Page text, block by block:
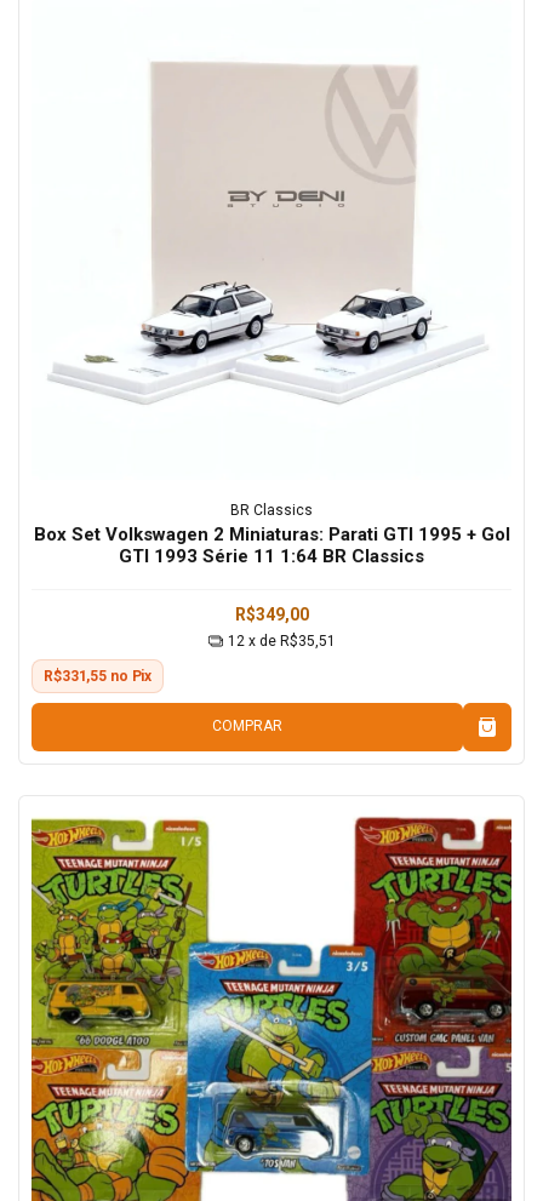
BR Classics
Box Set Volkswagen 2 Miniaturas: Parati GTI 1995 + Gol
GTI 1993 Série 11 1:64 BR Classics
R$349,00
12 x de R$35,51
R$331,55 no Pix
COMPRAR